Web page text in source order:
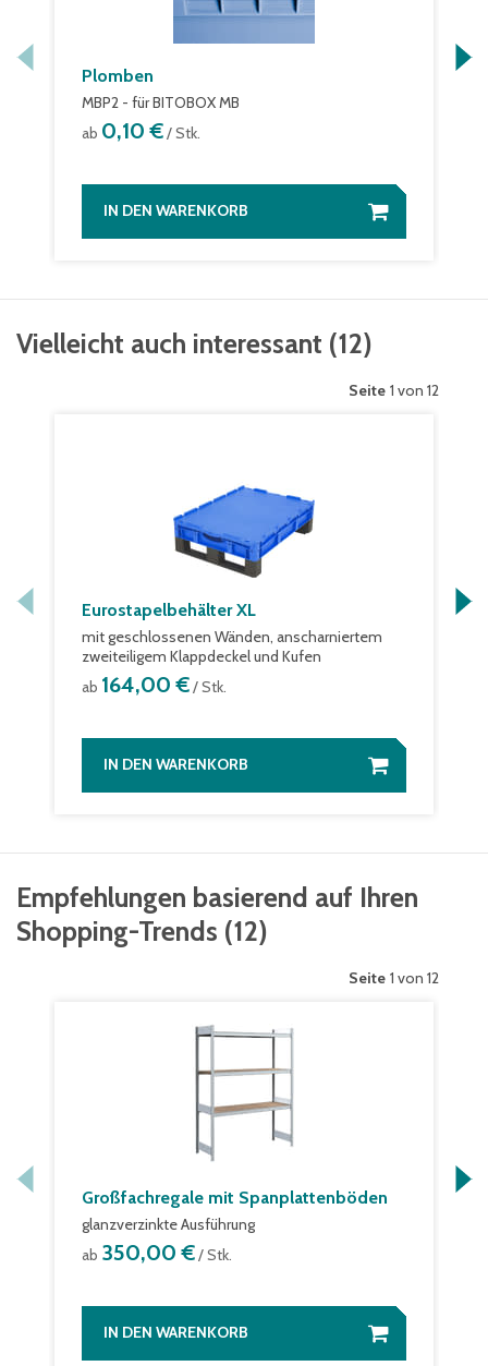
Plomben
MBP2 - für BITOBOX MB
ab 0,10 €/ Stk.
IN DEN WARENKORB
Vielleicht auch interessant (12)
Seite 1 von 12
Eurostapelbehälter XL
mit geschlossenen Wänden, anscharniertem
zweiteiligem Klappdeckel und Kufen
ab 164,00 €/ Stk.
IN DEN WARENKORB
Empfehlungen basierend auf Ihren
Shopping-Trends (12)
Seite 1 von 12
Großfachregale mit Spanplattenböden
glanzverzinkte Ausführung
ab 350,00 €/ Stk.
IN DEN WARENKORB